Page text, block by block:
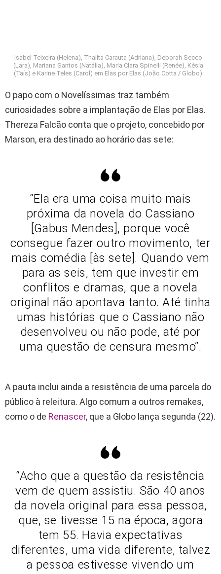
Isabel Teixeira (Helena), Thalita Carauta (Adriana), Deborah Secco
(Lara), Mariana Santos (Natália), Maria Clara Spinelli (Renée), Késia
(Taís) e Karine Teles (Carol) em Elas por Elas (João Cotta / Globo)
O papo com o Novelíssimas traz também
curiosidades sobre a implantação de Elas por Elas.
Thereza Falcão conta que o projeto, concebido por
Marson, era destinado ao horário das sete:
“Ela era uma coisa muito mais
próxima da novela do Cassiano
[Gabus Mendes], porque você
consegue fazer outro movimento, ter
mais comédia [às sete]. Quando vem
para as seis, tem que investir em
conflitos e dramas, que a novela
original não apontava tanto. Até tinha
umas histórias que o Cassiano não
desenvolveu ou não pode, até por
uma questão de censura mesmo”.
A pauta inclui ainda a resistência de uma parcela do
público à releitura. Algo comum a outros remakes,
como o de Renascer, que a Globo lança segunda (22).
“Acho que a questão da resistência
vem de quem assistiu. São 40 anos
da novela original para essa pessoa,
que, se tivesse 15 na época, agora
tem 55. Havia expectativas
diferentes, uma vida diferente, talvez
a pessoa estivesse vivendo um